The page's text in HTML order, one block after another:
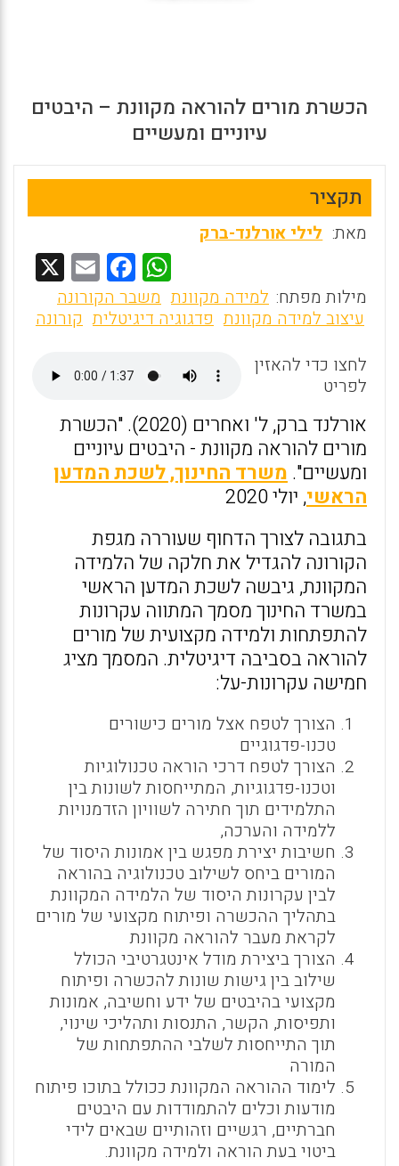
הכשרת מורים להוראה מקוונת – היבטים
עיוניים ומעשיים
תקציר
מאת: לילי אורלנד-ברק
W
h
at
A
p
p
F
a
ce
o
o
k
E
m
ai
מילות מפתח: למידה מקוונת משבר הקורונה
עיצוב למידה מקוונת פדגוגיה דיגיטלית קורונה
לחצו כדי להאזין
לפריט
אורלנד ברק, ל' ואחרים (2020). "הכשרת
מורים להוראה מקוונת - היבטים עיוניים
ומעשיים". משרד החינוך, לשכת המדען
הראשי, יולי 2020
בתגובה לצורך הדחוף שעוררה מגפת
הקורונה להגדיל את חלקה של הלמידה
המקוונת, גיבשה לשכת המדען הראשי
במשרד החינוך מסמך המתווה עקרונות
להתפתחות ולמידה מקצועית של מורים
להוראה בסביבה דיגיטלית. המסמך מציג
חמישה עקרונות-על:
הצורך לטפח אצל מורים כישורים
טכנו-פדגוגיים
הצורך לטפח דרכי הוראה טכנולוגיות
וטכנו-פדגוגיות, המתייחסות לשונות בין
התלמידים תוך חתירה לשוויון הזדמנויות
ללמידה והערכה,
חשיבות יצירת מפגש בין אמונות היסוד של
המורים ביחס לשילוב טכנולוגיה בהוראה
לבין עקרונות היסוד של הלמידה המקוונת
בתהליך ההכשרה ופיתוח מקצועי של מורים
לקראת מעבר להוראה מקוונת
הצורך ביצירת מודל אינטגרטיבי הכולל
שילוב בין גישות שונות להכשרה ופיתוח
מקצועי בהיבטים של ידע וחשיבה, אמונות
ותפיסות, הקשר, התנסות ותהליכי שינוי,
תוך התייחסות לשלבי ההתפתחות של
המורה
לימוד ההוראה המקוונת ככולל בתוכו פיתוח
מודעות וכלים להתמודדות עם היבטים
חברתיים, רגשיים וזהותיים שבאים לידי
ביטוי בעת הוראה ולמידה מקוונת.